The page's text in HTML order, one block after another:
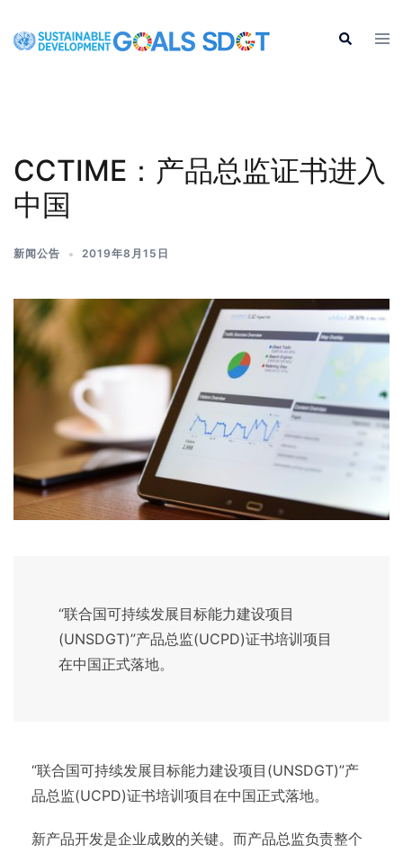
CCTIME：产品总监证书进入
中国
新闻公告 2019年8月15日
“联合国可持续发展目标能力建设项目
(UNSDGT)”产品总监(UCPD)证书培训项目
在中国正式落地。
“联合国可持续发展目标能力建设项目(UNSDGT)”产
品总监(UCPD)证书培训项目在中国正式落地。
新产品开发是企业成败的关键。而产品总监负责整个